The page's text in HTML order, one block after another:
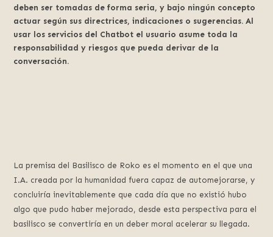
deben ser tomadas de forma seria, y bajo ningún concepto
actuar según sus directrices, indicaciones o sugerencias. Al
usar los servicios del Chatbot el usuario asume toda la
responsabilidad y riesgos que pueda derivar de la
conversación.
La premisa del Basilisco de Roko es el momento en el que una
I.A. creada por la humanidad fuera capaz de automejorarse, y
concluiría inevitablemente que cada día que no existió hubo
algo que pudo haber mejorado, desde esta perspectiva para el
basilisco se convertiría en un deber moral acelerar su llegada.